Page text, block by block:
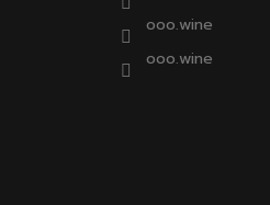
ooo.wine
ooo.wine